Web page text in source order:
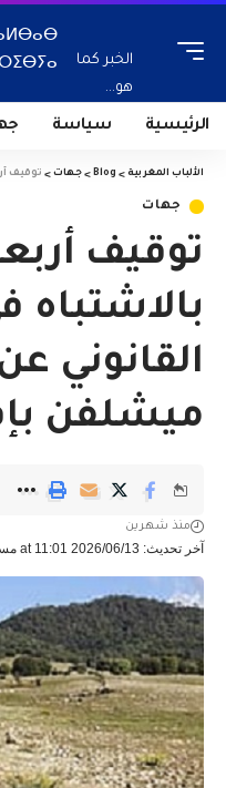
الخبر كما
هو...
الرئيسية سياسة
الألباب المغربية >
Blog
> جهات > توقيف
جهات
توقيف
بالاشتباه
القانوني
ميشلفن
آخر تحديث: 2026/06/13 at 11:01 مساءً
منذ شهرين